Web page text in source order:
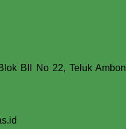
BII No 22, Teluk Ambon